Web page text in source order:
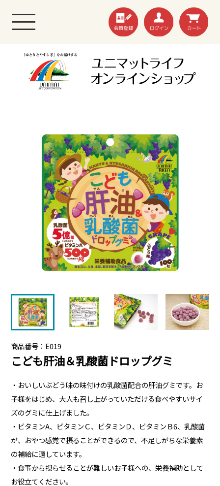
商品番号：E019
こども肝油＆乳酸菌ドロップグミ
・おいしいぶどう味の味付けの乳酸菌配合の肝油グミです。お
子様をはじめ、大人も召し上がっていただける食べやすいサイ
ズのグミに仕上げました。
・ビタミンA、ビタミンＣ、ビタミンＤ、ビタミンＢ6、乳酸菌
が、おやつ感覚で摂ることができるので、不足しがちな栄養素
の補給に適しています。
・食事から摂らせることが難しいお子様への、栄養補助として
お役立てください。